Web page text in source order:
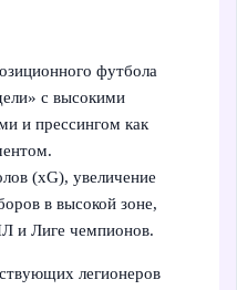
футбола
с высокими
и прессингом как
(xG), увеличение
в высокой зоне,
и Лиге чемпионов.
легионеров